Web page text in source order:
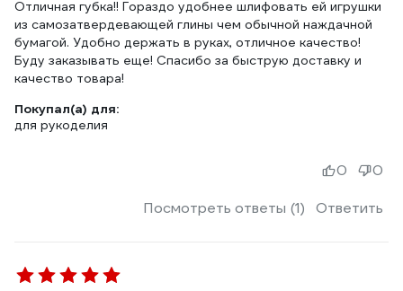
Отличная губка!! Гораздо удобнее шлифовать ей игрушки
из самозатвердевающей глины чем обычной наждачной
бумагой. Удобно держать в руках, отличное качество!
Буду заказывать еще! Спасибо за быструю доставку и
качество товара!
Покупал(а) для:
для рукоделия
Посмотреть ответы (1) Ответить
0 0